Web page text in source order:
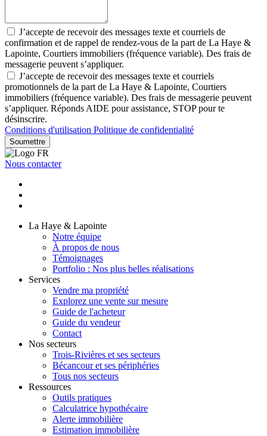
J’accepte de recevoir des messages texte et courriels de
confirmation et de rappel de rendez-vous de la part de La Haye &
Lapointe, Courtiers immobiliers (fréquence variable). Des frais de
messagerie peuvent s’appliquer.
J’accepte de recevoir des messages texte et courriels
promotionnels de la part de La Haye & Lapointe, Courtiers
immobiliers (fréquence variable). Des frais de messagerie peuvent
s’appliquer. Réponds AIDE pour assistance, STOP pour te
désinscrire.
Conditions d'utilisation Politique de confidentialité
Soumettre
Nous contacter
La Haye & Lapointe
Notre équipe
À propos de nous
Témoignages
Portfolio : Nos plus belles réalisations
Services
Vendre ma propriété
Explorez une vente sur mesure
Guide de l'acheteur
Guide du vendeur
Contact
Nos secteurs
Trois-Rivières et ses secteurs
Bécancour et ses périphéries
Tous nos secteurs
Ressources
Outils pratiques
Calculatrice hypothécaire
Alerte immobilière
Estimation immobilière